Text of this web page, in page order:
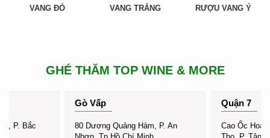
VANG ĐỎ VANG TRẮNG RƯỢU VANG Ý
GHÉ THĂM TOP WINE & MORE
P. Bắc
Gò Vấp
80 Dương Quảng Hàm, P. An
Quận 7
Cao Ốc